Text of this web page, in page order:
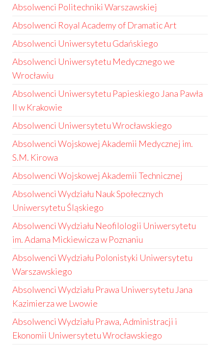
Absolwenci Politechniki Warszawskiej
Absolwenci Royal Academy of Dramatic Art
Absolwenci Uniwersytetu Gdańskiego
Absolwenci Uniwersytetu Medycznego we
Wrocławiu
Absolwenci Uniwersytetu Papieskiego Jana Pawła
II w Krakowie
Absolwenci Uniwersytetu Wrocławskiego
Absolwenci Wojskowej Akademii Medycznej im.
S.M. Kirowa
Absolwenci Wojskowej Akademii Technicznej
Absolwenci Wydziału Nauk Społecznych
Uniwersytetu Śląskiego
Absolwenci Wydziału Neofilologii Uniwersytetu
im. Adama Mickiewicza w Poznaniu
Absolwenci Wydziału Polonistyki Uniwersytetu
Warszawskiego
Absolwenci Wydziału Prawa Uniwersytetu Jana
Kazimierza we Lwowie
Absolwenci Wydziału Prawa, Administracji i
Ekonomii Uniwersytetu Wrocławskiego